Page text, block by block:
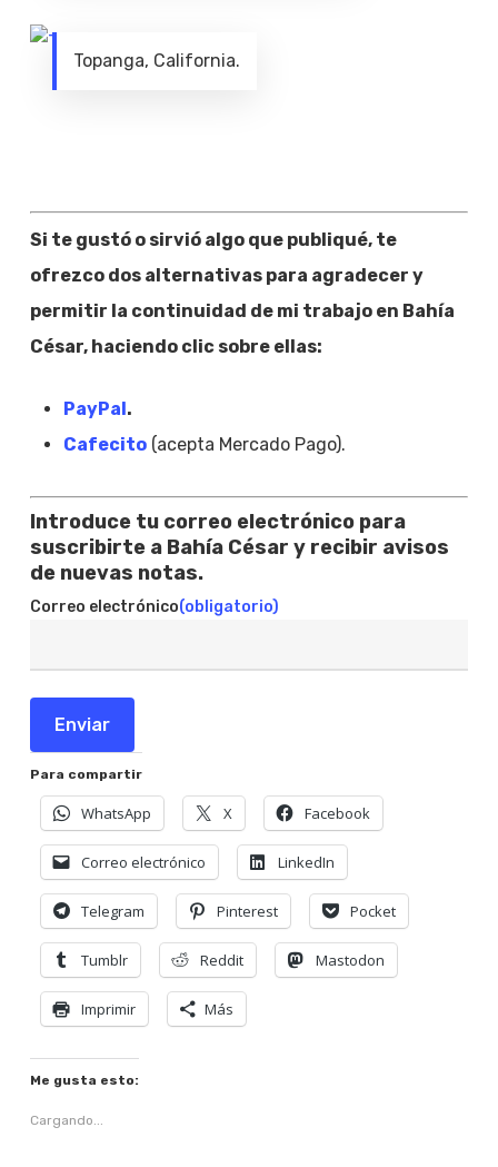
Topanga, California.
Si te gustó o sirvió algo que publiqué, te
ofrezco dos alternativas para agradecer y
permitir la continuidad de mi trabajo en Bahía
César, haciendo clic sobre ellas:
PayPal .
Cafecito(acepta Mercado Pago).
Introduce tu correo electrónico para
suscribirte a Bahía César y recibir avisos
de nuevas notas.
Correo electrónico(obligatorio)
Enviar
Para compartir
WhatsApp X Facebook
Correo electrónico LinkedIn
Telegram Pinterest Pocket
Tumblr Reddit Mastodon
Imprimir Más
Me gusta esto:
Cargando...